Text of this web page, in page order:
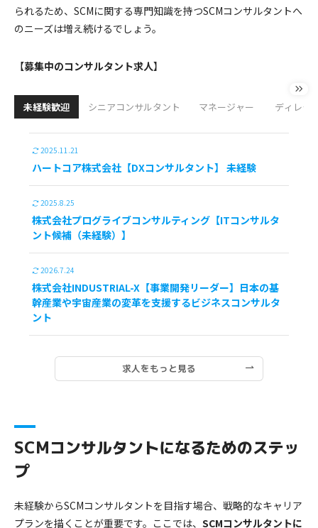
られるため、SCMに関する専門知識を持つSCMコンサルタントへ
のニーズは増え続けるでしょう。
【募集中のコンサルタント求人】
未経験歓迎 シニアコンサルタント マネージャー ディレク
2025.11.21
ハートコア株式会社【DXコンサルタント】 未経験
2025.8.25
株式会社プログライブコンサルティング【ITコンサルタ
ント候補（未経験）】
2026.7.24
株式会社INDUSTRIAL-X【事業開発リーダー】日本の基
幹産業や宇宙産業の変革を支援するビジネスコンサルタ
ント
求人をもっと見る
SCMコンサルタントになるためのステッ
プ
未経験からSCMコンサルタントを目指す場合、戦略的なキャリア
プランを描くことが重要です。ここでは、 SCMコンサルタントに